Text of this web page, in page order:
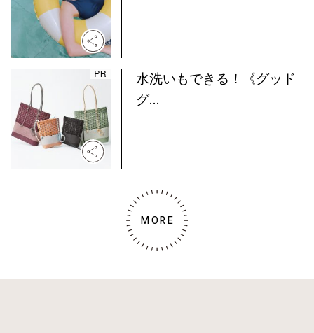
水洗いもできる！《グッド
グ...
MORE